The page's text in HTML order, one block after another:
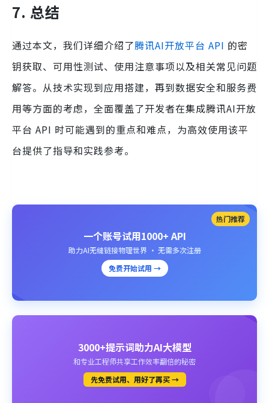
7. 总结
通过本文，我们详细介绍了腾讯AI开放平台 API 的密
钥获取、可用性测试、使用注意事项以及相关常见问题
解答。从技术实现到应用搭建，再到数据安全和服务费
用等方面的考虑，全面覆盖了开发者在集成腾讯AI开放
平台 API 时可能遇到的重点和难点，为高效使用该平
台提供了指导和实践参考。
热门推荐
一个账号试用1000+ API
助力AI无缝链接物理世界 · 无需多次注册
免费开始试用 →
3000+提示词助力AI大模型
和专业工程师共享工作效率翻倍的秘密
先免费试用、用好了再买 →